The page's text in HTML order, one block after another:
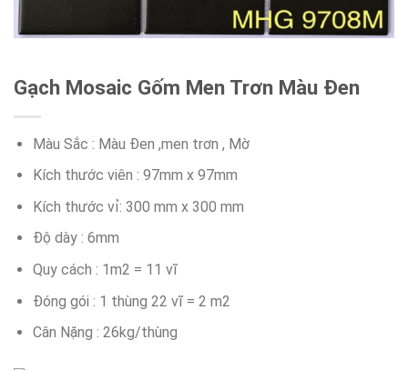
Gạch Mosaic Gốm Men Trơn Màu Đen
Màu Sắc : Màu Đen ,men trơn , Mờ
Kích thước viên : 97mm x 97mm
Kích thước vỉ: 300 mm x 300 mm
Độ dày : 6mm
Quy cách : 1m2 = 11 vĩ
Đóng gói : 1 thùng 22 vĩ = 2 m2
Cân Nặng : 26kg/thùng